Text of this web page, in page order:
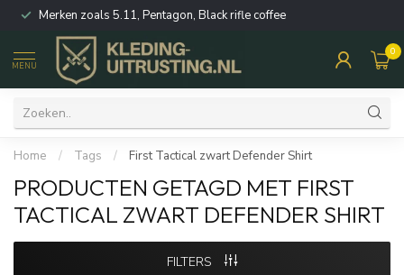
Merken zoals 5.11, Pentagon, Black rifle coffee
MENU
0
Home / Tags / First Tactical zwart Defender Shirt
PRODUCTEN GETAGD MET FIRST
TACTICAL ZWART DEFENDER SHIRT
FILTERS